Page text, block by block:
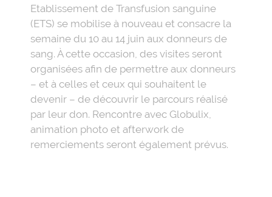
Etablissement de Transfusion sanguine
(ETS) se mobilise à nouveau et consacre la
semaine du 10 au 14 juin aux donneurs de
sang. À cette occasion, des visites seront
organisées afin de permettre aux donneurs
– et à celles et ceux qui souhaitent le
devenir – de découvrir le parcours réalisé
par leur don. Rencontre avec Globulix,
animation photo et afterwork de
remerciements seront également prévus.